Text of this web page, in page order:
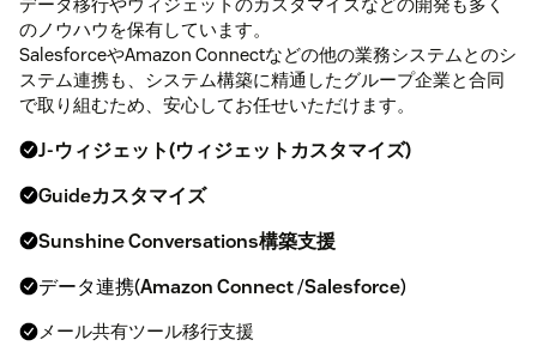
のノウハウを保有しています。
SalesforceやAmazon Connectなどの他の業務システムとのシ
ステム連携も、システム構築に精通したグループ企業と合同
で取り組むため、安心してお任せいただけます。
J-ウィジェット(ウィジェットカスタマイズ)
Guideカスタマイズ
Sunshine Conversations構築支援
データ連携(Amazon Connect/Salesforce)
メール共有ツール移行支援